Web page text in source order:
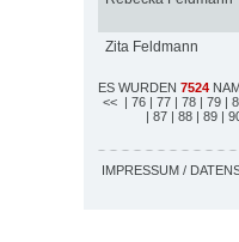
Zita Feldmann
ES WURDEN 7524
<< | 76 | 77 | 78 | 79 |
| 87 | 88 | 89 |
IMPRESSUM /